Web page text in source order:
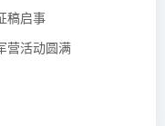
稿启事
营活动圆满